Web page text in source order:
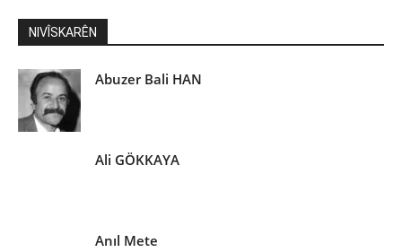
NIVÎSKARÊN
Abuzer Bali HAN
Ali GÖKKAYA
Anıl Mete